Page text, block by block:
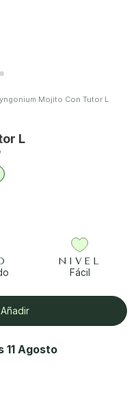
Mojito Con Tutor L
L
NIVEL
Fácil
11 Agosto
Añadir